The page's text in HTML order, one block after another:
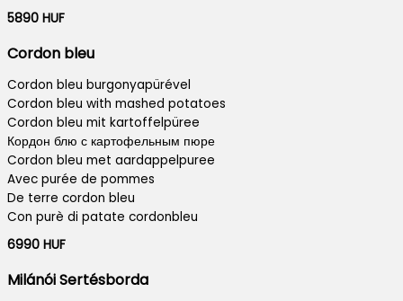
5890 HUF
Cordon bleu
Cordon bleu burgonyapürével
Cordon bleu with mashed potatoes
Cordon bleu mit kartoffelpüree
Кордон блю с картофельным пюре
Cordon bleu met aardappelpuree
Avec purée de pommes
De terre cordon bleu
Con purè di patate cordonbleu
6990 HUF
Milánói Sertésborda